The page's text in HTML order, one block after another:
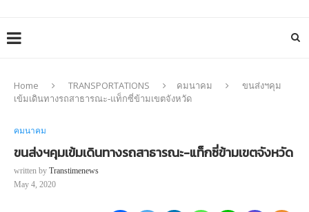
Home TRANSPORTATIONS คมนาคม
ขนส่งฯคุม
เข้มเดินทางรถสาธารณะ-แท็กซี่ข้ามเขตจังหวัด
คมนาคม
ขนส่งฯคุมเข้มเดินทางรถสาธารณะ-แท็กซี่ข้ามเขตจังหวัด
written by Transtimenews
May 4, 2020